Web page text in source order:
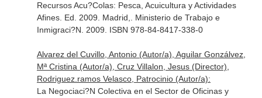
Recursos Acu?Colas: Pesca, Acuicultura y Actividades
Afines. Ed. 2009. Madrid,. Ministerio de Trabajo e
Inmigraci?N. 2009. ISBN 978-84-8417-338-0
Alvarez del Cuvillo, Antonio (Autor/a), Aguilar Gonzálvez,
Mª Cristina (Autor/a), Cruz Villalon, Jesus (Director),
Rodriguez.ramos Velasco, Patrocinio (Autor/a):
La Negociaci?N Colectiva en el Sector de Oficinas y